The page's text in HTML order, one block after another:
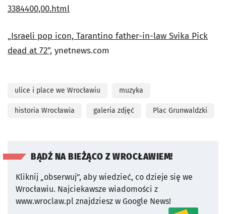
3384400,00.html
„Israeli pop icon, Tarantino father-in-law Svika Pick
dead at 72”, ynetnews.com
ulice i place we Wrocławiu muzyka
historia Wrocławia galeria zdjęć Plac Grunwaldzki
BĄDŹ NA BIEŻĄCO Z WROCŁAWIEM!
Kliknij „obserwuj”, aby wiedzieć, co dzieje się we
Wrocławiu. Najciekawsze wiadomości z
www.wroclaw.pl znajdziesz w Google News!